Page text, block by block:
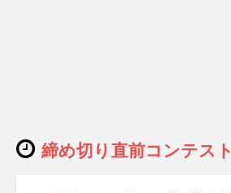
締め切り直前コンテスト